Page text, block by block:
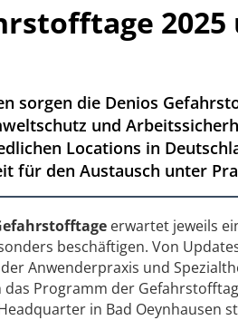
sorgen die Denios
und
Locations in
für den Austausch unter
erwartet jeweils
beschäftigen. Von
Anwenderpraxis und
Programm der
in Bad Oeynhausen